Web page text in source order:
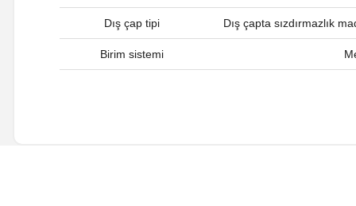
Dış çap tipi Dış çapta sızdırmazlık
Birim sistemi